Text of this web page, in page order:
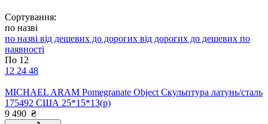
Сортування:
по назві
по назві від дешевих до дорогих від дорогих до дешевих по
наявності
По 12
12 24 48
MICHAEL ARAM Pomegranate Object Скульптура латунь/сталь
175492 США 25*15*13(р)
9 490 ₴